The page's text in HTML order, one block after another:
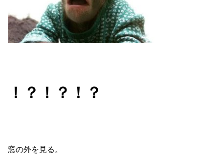
！？！？！？
窓の外を見る。